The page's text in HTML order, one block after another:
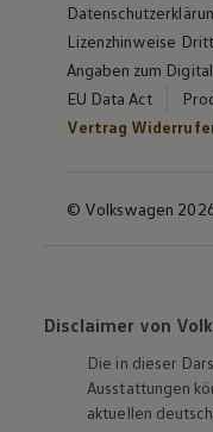
Lizenzhinweise
Angaben zum
EU Data Act
Vertrag
© Volkswagen
Disclaimer von
Die in dieser
Ausstattungen
aktuellen